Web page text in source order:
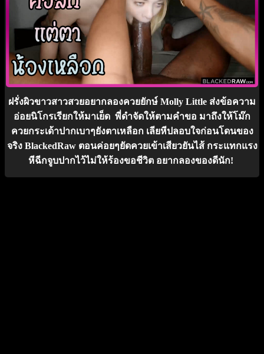
ฝรั่งผิวขาวสาวสวยอยากลองควยยักษ์ Molly Little ส่งข้อความ
อ่อยนิโกรเรียกให้มาเย็ด พี่ดำจัดให้ตามคำขอ มาถึงให้โม๊ก
ควยกระเด้าปากเบาๆยังตาเหลือก เลียหีปลอบใจก่อนโดนของ
จริง BlackedRaw ตอนค่อยๆยัดควยเข้าเสียวยันไส้ กระแทกแรง
หีฉีกจูบปากไว้ไม่ให้ร้องขอชีวิต อยากลองของดีนัก!